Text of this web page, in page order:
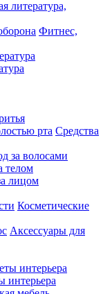
литература,
Фитнес,
Средства
за волосами
телом
лицом
Косметические
Аксессуары для
интерьера